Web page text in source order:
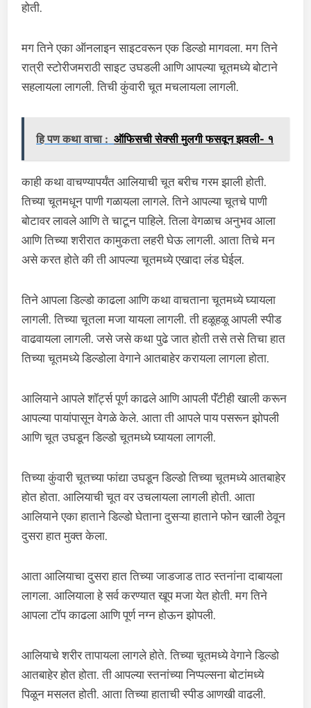
होती.
मग तिने एका ऑनलाइन साइटवरून एक डिल्डो मागवला. मग तिने
रात्री स्टोरीजमराठी साइट उघडली आणि आपल्या चूतमध्ये बोटाने
सहलायला लागली. तिची कुंवारी चूत मचलायला लागली.
हि पण कथा वाचा : ऑफिसची सेक्सी मुलगी फसवून झवली- १
काही कथा वाचण्यापर्यंत आलियाची चूत बरीच गरम झाली होती.
तिच्या चूतमधून पाणी गळायला लागले. तिने आपल्या चूतचे पाणी
बोटावर लावले आणि ते चाटून पाहिले. तिला वेगळाच अनुभव आला
आणि तिच्या शरीरात कामुकता लहरी घेऊ लागली. आता तिचे मन
असे करत होते की ती आपल्या चूतमध्ये एखादा लंड घेईल.
तिने आपला डिल्डो काढला आणि कथा वाचताना चूतमध्ये घ्यायला
लागली. तिच्या चूतला मजा यायला लागली. ती हळूहळू आपली स्पीड
वाढवायला लागली. जसे जसे कथा पुढे जात होती तसे तसे तिचा हात
तिच्या चूतमध्ये डिल्डोला वेगाने आतबाहेर करायला लागला होता.
आलियाने आपले शॉर्ट्स पूर्ण काढले आणि आपली पॅंटीही खाली करून
आपल्या पायांपासून वेगळे केले. आता ती आपले पाय पसरून झोपली
आणि चूत उघडून डिल्डो चूतमध्ये घ्यायला लागली.
तिच्या कुंवारी चूतच्या फांद्या उघडून डिल्डो तिच्या चूतमध्ये आतबाहेर
होत होता. आलियाची चूत वर उचलायला लागली होती. आता
आलियाने एका हाताने डिल्डो घेताना दुसऱ्या हाताने फोन खाली ठेवून
दुसरा हात मुक्त केला.
आता आलियाचा दुसरा हात तिच्या जाडजाड ताठ स्तनांना दाबायला
लागला. आलियाला हे सर्व करण्यात खूप मजा येत होती. मग तिने
आपला टॉप काढला आणि पूर्ण नग्न होऊन झोपली.
आलियाचे शरीर तापायला लागले होते. तिच्या चूतमध्ये वेगाने डिल्डो
आतबाहेर होत होता. ती आपल्या स्तनांच्या निप्पल्सना बोटांमध्ये
पिळून मसलत होती. आता तिच्या हाताची स्पीड आणखी वाढली.